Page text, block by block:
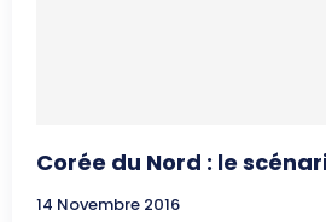
Corée du Nord : le
14 Novembre 2016